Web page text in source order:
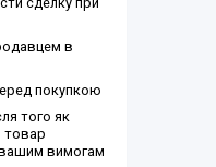
в
покупкою
того як
товар
вашим вимогам